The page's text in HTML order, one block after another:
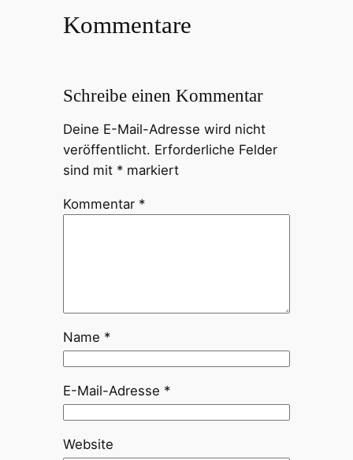
Kommentare
Schreibe einen Kommentar
Deine E-Mail-Adresse wird nicht
veröffentlicht. Erforderliche Felder
sind mit *markiert
Kommentar *
Name *
E-Mail-Adresse *
Website